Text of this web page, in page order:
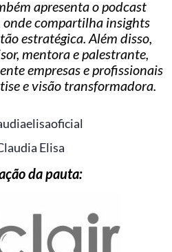
apresenta o podcast
onde compartilha insights
estratégica. Além disso,
mentora e palestrante,
empresas e profissionais
e visão transformadora.
Elisa
da pauta: